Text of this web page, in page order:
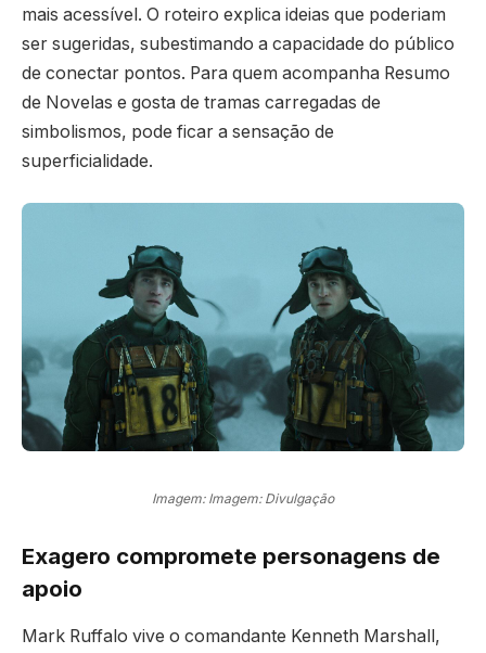
mais acessível. O roteiro explica ideias que poderiam
ser sugeridas, subestimando a capacidade do público
de conectar pontos. Para quem acompanha Resumo
de Novelas e gosta de tramas carregadas de
simbolismos, pode ficar a sensação de
superficialidade.
Imagem: Imagem: Divulgação
Exagero compromete personagens de
apoio
Mark Ruffalo vive o comandante Kenneth Marshall,